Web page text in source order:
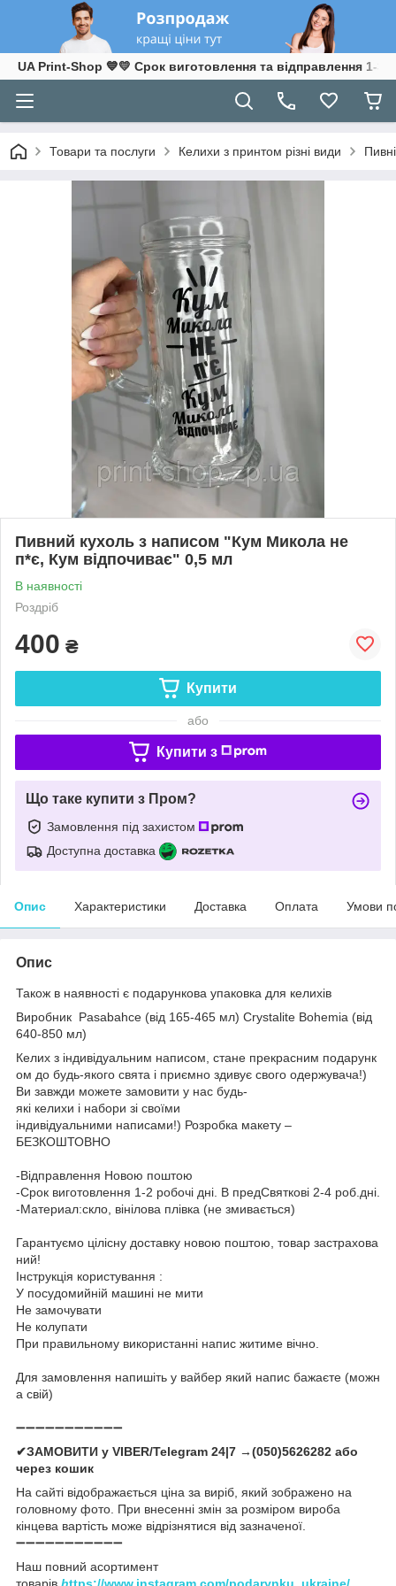
UA Print-Shop ​💙💛 Срок виготовлення та відправлення 1-3
Товари та послуги Келихи з принтом різні види
Пивний кухоль з написом "Кум Микола не
п*є, Кум відпочиває" 0,5 мл
В наявності
Роздріб
400 ₴
Купити
або
Купити з
Що таке купити з Пром?
Замовлення під захистом
Доступна доставка
Опис Характеристики Доставка Оплата Умови
Опис
Також в наявності є подарункова упаковка для келихів
Виробник Pasabahce (від 165-465 мл) Crystalite Bohemia (від
640-850 мл)
Келих з індивідуальним написом, стане прекрасним подарунк
ом до будь-якого свята і приємно здивує свого одержувача!)
Ви завжди можете замовити у нас будь-
які келихи і набори зі своїми
індивідуальними написами!) Розробка макету –
БЕЗКОШТОВНО
-Відправлення Новою поштою
-Срок виготовлення 1-2 робочі дні. В предСвяткові 2-4 роб.дні.
-Материал:скло, вінілова плівка (не змивається)
Гарантуємо цілісну доставку новою поштою, товар застрахова
ний!
Інструкція користування :
У посудомийній машині не мити
Не замочувати
Не колупати
При правильному використанні напис житиме вічно.
Для замовлення напишіть у вайбер який напис бажаєте (можн
а свій)
➖➖➖➖➖➖➖➖➖➖➖
✔ЗАМОВИТИ у VIBER/Telegram 24|7 →(050)5626282 або
через кошик
На сайті відображається ціна за виріб, який зображено на
головному фото. При внесенні змін за розміром вироба
кінцева вартість може відрізнятися від зазначеної.
➖➖➖➖➖➖➖➖➖➖➖
Наш повний асортимент
товарів https://www.instagram.com/podarynku_ukraine/